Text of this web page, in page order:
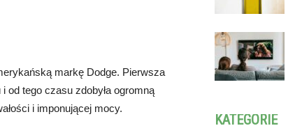
markę Dodge. Pierwsza
od tego czasu zdobyła ogromną
i imponującej mocy.
KATEGORIE